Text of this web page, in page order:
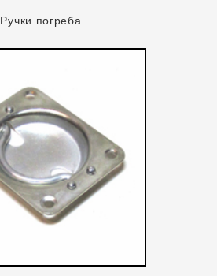
Ручки погреба